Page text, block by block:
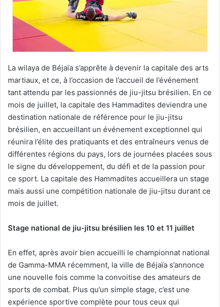
La wilaya de Béjaïa s’apprête à devenir la capitale des arts
martiaux, et ce, à l’occasion de l’accueil de l’événement
tant attendu par les passionnés de jiu-jitsu brésilien. En ce
mois de juillet, la capitale des Hammadites deviendra une
destination nationale de référence pour le jiu-jitsu
brésilien, en accueillant un événement exceptionnel qui
réunira l’élite des pratiquants et des entraîneurs venus de
différentes régions du pays, lors de journées placées sous
le signe du développement, du défi et de la passion pour
ce sport. La capitale des Hammadites accueillera un stage
mais aussi une compétition nationale de jiu-jitsu durant ce
mois de juillet.
Stage national de jiu-jitsu brésilien les 10 et 11 juillet
En effet, après avoir bien accueilli le championnat national
de Gamma-MMA récemment, la ville de Béjaïa s’annonce
une nouvelle fois comme la convoitise des amateurs de
sports de combat. Plus qu’un simple stage, c’est une
expérience sportive complète pour tous ceux qui